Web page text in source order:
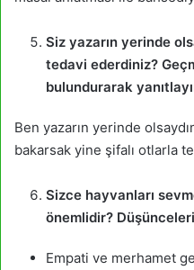
Siz yazarın yerinde
tedavi ederdiniz?
bulundurarak
Ben yazarın yerinde
bakarsak yine şifalı otlarla
Sizce hayvanları
önemlidir?
Empati ve merhamet